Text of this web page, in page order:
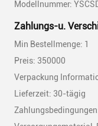
Modellnummer:
Zahlungs-u.
Min Bestellmenge: 1
Preis: 350000
Verpackung
Lieferzeit: 30-tägig